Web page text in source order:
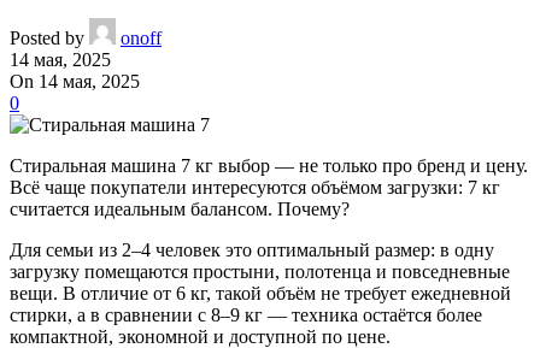
Posted by
onoff
14 мая, 2025
On 14 мая, 2025
0
Стиральная машина 7 кг выбор — не только про бренд и цену.
Всё чаще покупатели интересуются объёмом загрузки: 7 кг
считается идеальным балансом. Почему?
Для семьи из 2–4 человек это оптимальный размер: в одну
загрузку помещаются простыни, полотенца и повседневные
вещи. В отличие от 6 кг, такой объём не требует ежедневной
стирки, а в сравнении с 8–9 кг — техника остаётся более
компактной, экономной и доступной по цене.